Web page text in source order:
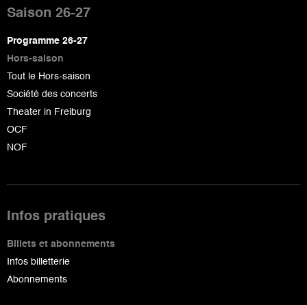
de
page
Saison 26-27
Programme 26-27
Hors-saison
Tout le Hors-saison
Société des concerts
Theater in Freiburg
OCF
NOF
Infos pratiques
Billets et abonnements
Infos billetterie
Abonnements